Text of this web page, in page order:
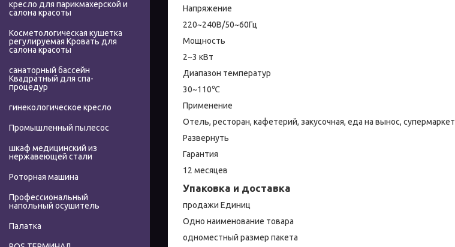
Напряжение
220~240В/50~60Гц
Мощность
2~3 кВт
Диапазон температур
30~110℃
Применение
Отель, ресторан, кафетерий, закусочная, еда на вынос, супермаркет
Развернуть
Гарантия
12 месяцев
Упаковка и доставка
продажи Единиц
Одно наименование товара
одноместный размер пакета
кресло для парикмахерской и
салона красоты
Косметологическая кушетка
регулируемая Кровать для
салона красоты
санаторный бассейн
Квадратный для спа-
процедур
гинекологическое кресло
Промышленный пылесос
шкаф медицинский из
нержавеющей стали
Роторная машина
Профессиональный
напольный осушитель
Палатка